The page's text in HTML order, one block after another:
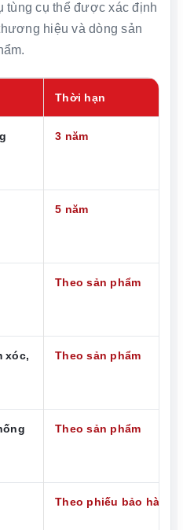
tùng cụ thể được xác định
hiệu và dòng sản
Thời hạn
3 năm
5 năm
Theo sản phẩm
xóc,
Theo sản phẩm
Theo sản phẩm
Theo phiếu bảo hành